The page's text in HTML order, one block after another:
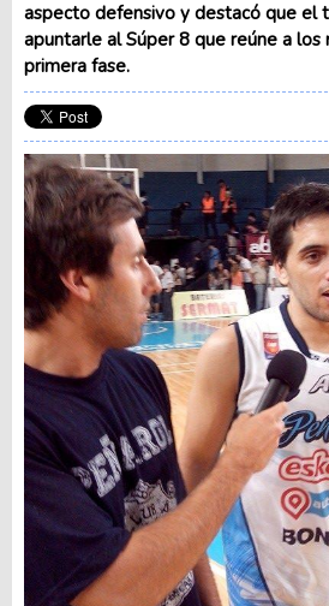
aspecto defensivo y destacó que el
apuntarle al Súper 8 que reúne a
primera fase.